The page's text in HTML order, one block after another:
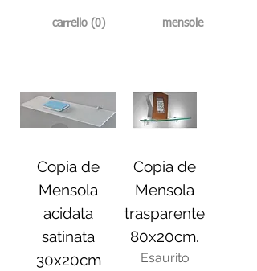
carrello (0) mensole
Copia de
Mensola
acidata
satinata
30x20cm
Copia de
Mensola
trasparente
80x20cm.
Esaurito